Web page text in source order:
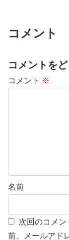
コメント
コメントを
コメント ※
名前
次回のコメ
前、メールアド